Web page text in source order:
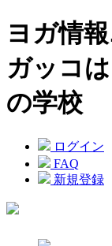
ヨガ情
ガッコ
の学校
ログイン
FAQ
新規登録